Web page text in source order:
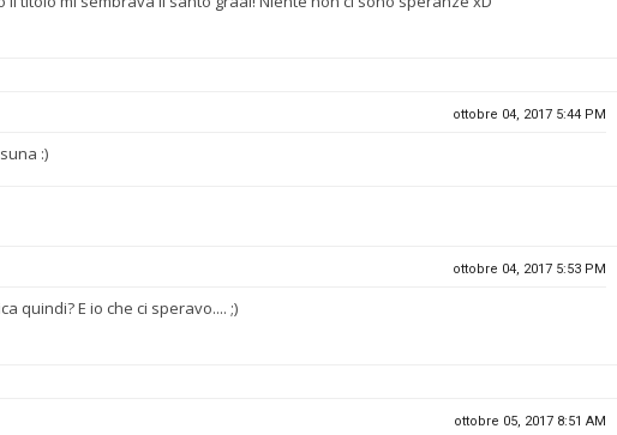
ottobre 04, 2017 5:44 PM
:)
ottobre 04, 2017 5:53 PM
quindi? E io che ci speravo.... ;)
ottobre 05, 2017 8:51 AM